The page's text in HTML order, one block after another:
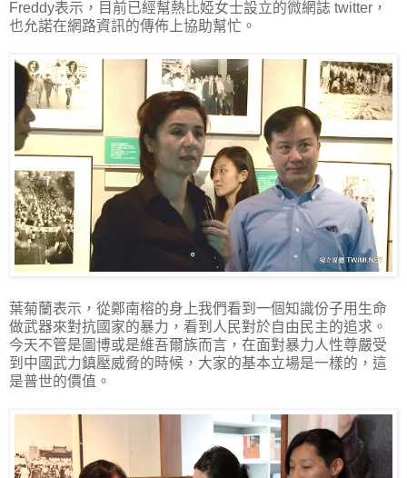
Freddy表示，目前已經幫熱比婭女士設立的微網誌 twitter，
也允諾在網路資訊的傳佈上協助幫忙。
葉菊蘭表示，從鄭南榕的身上我們看到一個知識份子用生命
做武器來對抗國家的暴力，看到人民對於自由民主的追求。
今天不管是圖博或是維吾爾族而言，在面對暴力人性尊嚴受
到中國武力鎮壓威脅的時候，大家的基本立場是一樣的，這
是普世的價值。